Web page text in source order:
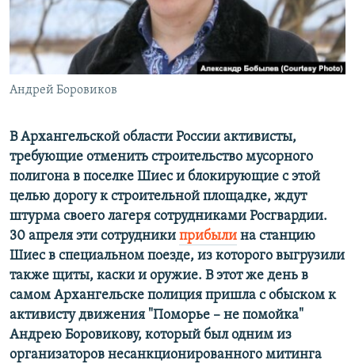
ПОБЕДИТЕЛЕЙ НЕ СУДЯТ?
КРЫМ.НЕПОКОРЕННЫЙ
ELIFBE
УКРАИНСКАЯ ПРОБЛЕМА КРЫМА
ПРИСОЕДИНЯЙТЕСЬ!
Андрей Боровиков
В Архангельской области России активисты,
требующие отменить строительство мусорного
полигона в поселке Шиес и блокирующие с этой
целью дорогу к строительной площадке, ждут
штурма своего лагеря сотрудниками Росгвардии.
30 апреля эти сотрудники прибыли на станцию
Шиес в специальном поезде, из которого выгрузили
также щиты, каски и оружие. В этот же день в
самом Архангельске полиция пришла с обыском к
активисту движения "Поморье – не помойка"
Андрею Боровикову, который был одним из
организаторов несанкционированного митинга